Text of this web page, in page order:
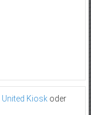
United Kioskoder